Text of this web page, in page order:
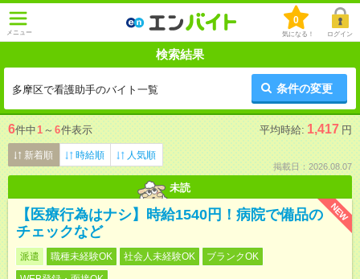
メニュー
0
気になる！ ログイン
検索結果
多摩区で看護助手のバイト一覧 条件の変更
6件中1 ～ 6件表示 平均時給: 1,417 円
新着順 時給順 人気順
掲載日：2026.08.07
未読
NEW
【医療行為はナシ】時給1540円！病院で備品の
チェックなど
派遣 職種未経験OK 社会人未経験OK
ブランクOK